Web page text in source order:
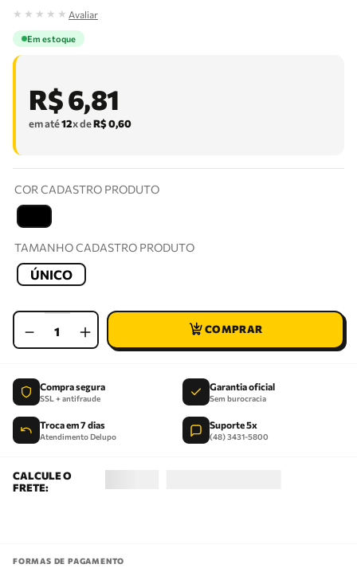
★ ★ ★ ★ ★ Avaliar
Em estoque
R$6,81
em até12x deR$0,60
COR CADASTRO PRODUTO
TAMANHO CADASTRO PRODUTO
ÚNICO
＋
－
Compra segura
SSL + antifraude
Garantia oficial
Sem burocracia
Troca em 7 dias
Atendimento Delupo
Suporte 5x
(48) 3431-5800
FORMAS DE PAGAMENTO